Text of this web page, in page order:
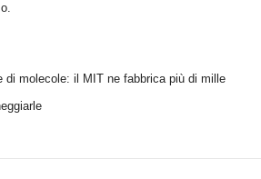
di molecole: il MIT ne fabbrica più di mille